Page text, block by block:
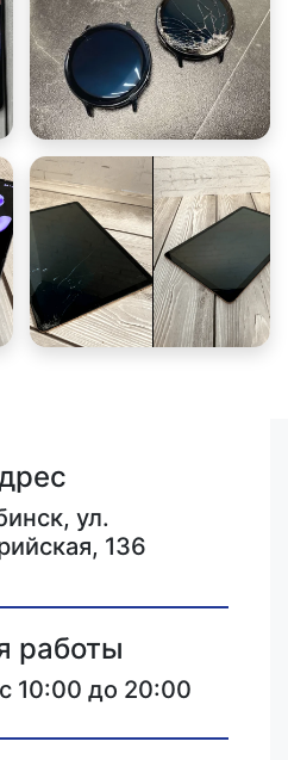
ул.
136
работы
10:00 до 20:00